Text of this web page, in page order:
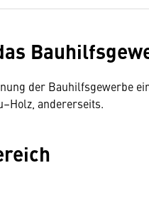
der Bauhilfsgewerbe
andererseits.